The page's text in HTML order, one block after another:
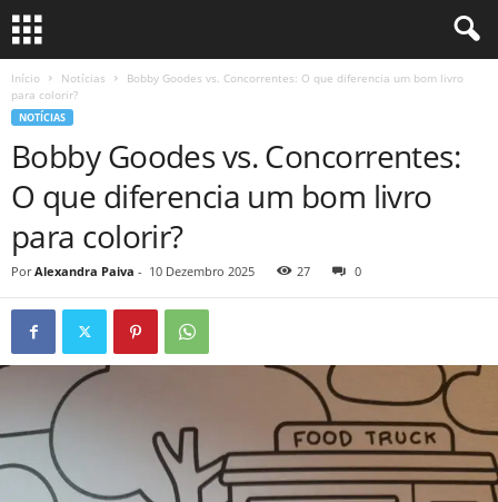
Início Notícias
Bobby Goodes vs. Concorrentes: O que diferencia um bom livro
para colorir?
NOTÍCIAS
Bobby Goodes vs. Concorrentes:
O que diferencia um bom livro
para colorir?
Por Alexandra Paiva - 10 Dezembro 2025 27 0